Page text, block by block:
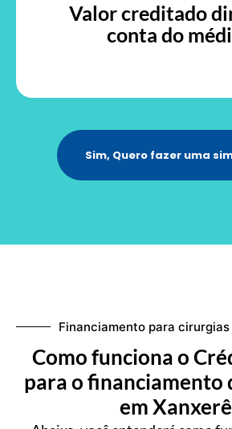
Valor creditado
conta do
Sim, Quero fazer uma
Financiamento para cirurgias
Como funciona o
para o financiamento
em